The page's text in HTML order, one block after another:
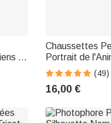
et
Chaussettes
Portrait de
Saint-Valentin
Propriétaires
(49)
16,00 €